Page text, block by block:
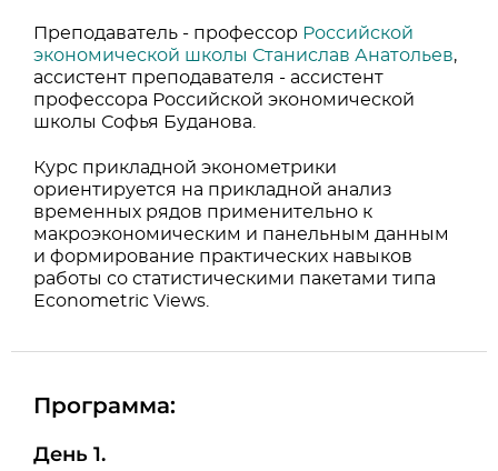
Преподаватель - профессор Российской
экономической школы Станислав Анатольев,
ассистент преподавателя - ассистент
профессора Российской экономической
школы Софья Буданова.
Курс прикладной эконометрики
ориентируется на прикладной анализ
временных рядов применительно к
макроэкономическим и панельным данным
и формирование практических навыков
работы со статистическими пакетами типа
Econometric Views.
Программа:
День 1.